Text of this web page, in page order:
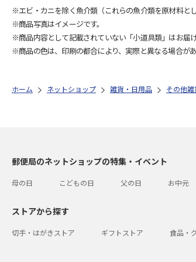
※エビ・カニを除く魚介類（これらの魚介類を原材料と
※商品写真はイメージです。
※商品内容として記載されていない「小道具類」はお届
※商品の色は、印刷の都合により、実際と異なる場合があ
ホーム ネットショップ 雑貨・日用品 その他雑
郵便局のネットショップの特集・イベント
母の日 こどもの日 父の日 お中元
ストアから探す
切手・はがきストア ギフトストア 食品・